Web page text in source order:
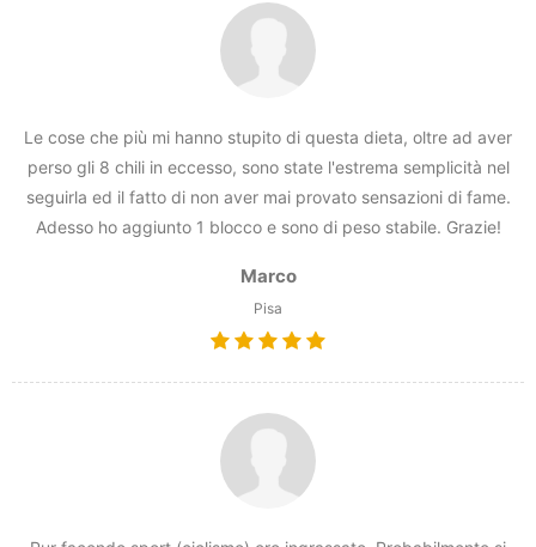
Le cose che più mi hanno stupito di questa dieta, oltre ad aver
perso gli 8 chili in eccesso, sono state l'estrema semplicità nel
seguirla ed il fatto di non aver mai provato sensazioni di fame.
Adesso ho aggiunto 1 blocco e sono di peso stabile. Grazie!
Marco
Pisa